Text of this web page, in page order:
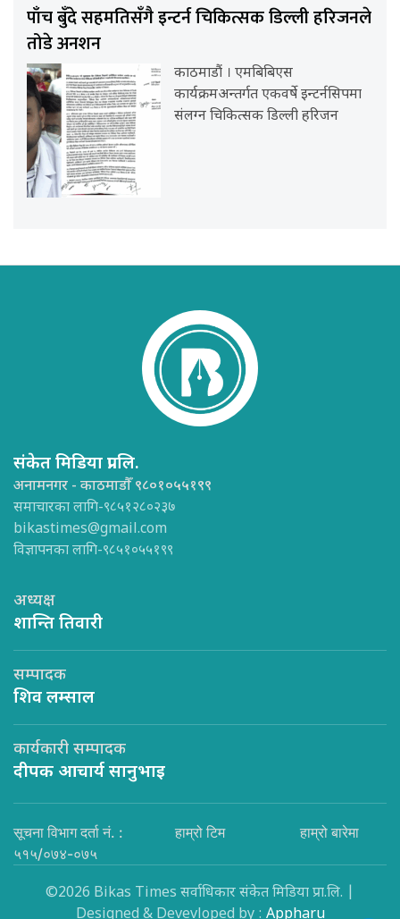
पाँच बुँदे सहमतिसँगै इन्टर्न चिकित्सक डिल्ली हरिजनले
तोडे अनशन
काठमाडौं । एमबिबिएस
कार्यक्रमअन्तर्गत एकवर्षे इन्टर्नसिपमा
संलग्न चिकित्सक डिल्ली हरिजन
संकेत मिडिया प्रा.लि.
अनामनगर - काठमाडौँ ९८०१०५५१९९
समाचारका लागि-९८५१२८०२३७
bikastimes@gmail.com
विज्ञापनका लागि-९८५१०५५१९९
अध्यक्ष
शान्ति तिवारी
सम्पादक
शिव लम्साल
कार्यकारी सम्पादक
दीपक आचार्य सानुभाइ
सूचना विभाग दर्ता नं. :
५१५/०७४-०७५
हाम्रो टिम हाम्रो बारेमा
©2026 Bikas Times सर्वाधिकार संकेत मिडिया प्रा.लि. |
Designed & Devevloped by : Appharu